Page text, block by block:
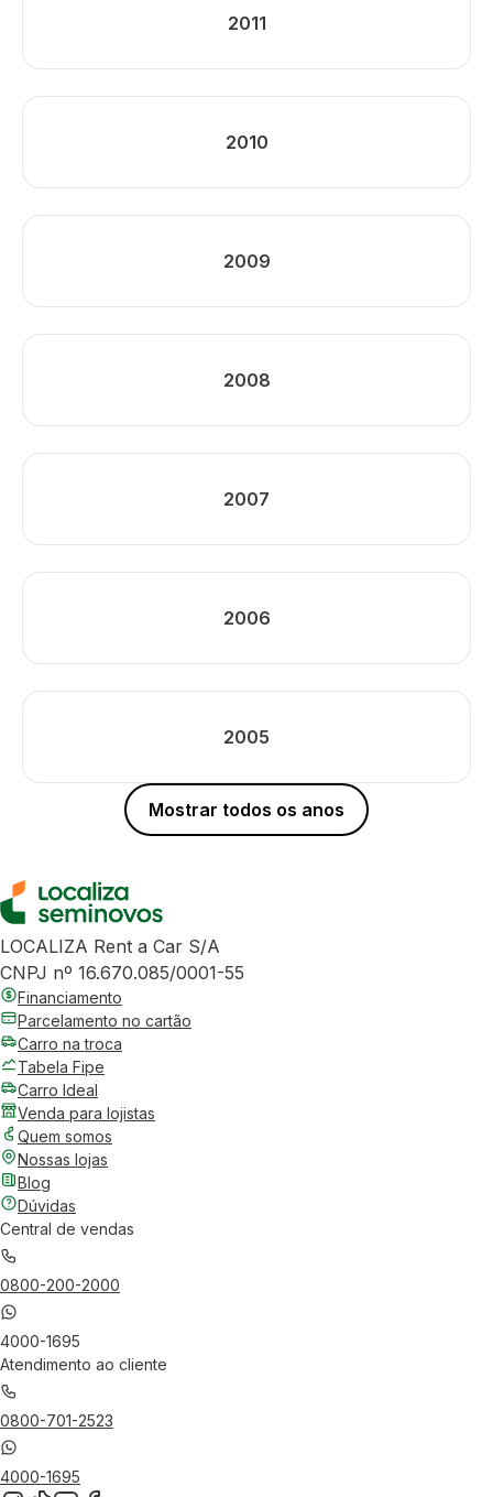
2011
2010
2009
2008
2007
2006
2005
Mostrar todos os anos
LOCALIZA Rent a Car S/A
CNPJ nº 16.670.085/0001-55
Financiamento
Parcelamento no cartão
Carro na troca
Tabela Fipe
Carro Ideal
Venda para lojistas
Quem somos
Nossas lojas
Blog
Dúvidas
Central de vendas
0800-200-2000
4000-1695
Atendimento ao cliente
0800-701-2523
4000-1695